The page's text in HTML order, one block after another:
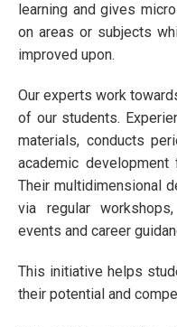
learning and gives
on areas or subjects
improved upon.
Our experts work
of our students.
materials, conducts
academic
Their multidimensional
via regular
events and career
This initiative helps
their potential and